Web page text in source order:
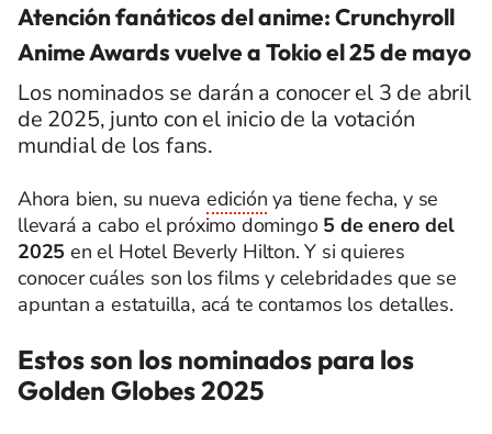
Atención fanáticos del anime: Crunchyroll
Anime Awards vuelve a Tokio el 25 de mayo
Los nominados se darán a conocer el 3 de abril
de 2025, junto con el inicio de la votación
mundial de los fans.
Ahora bien, su nueva edición ya tiene fecha, y se
llevará a cabo el próximo domingo 5 de enero del
2025 en el Hotel Beverly Hilton. Y si quieres
conocer cuáles son los films y celebridades que se
apuntan a estatuilla, acá te contamos los detalles.
Estos son los nominados para los
Golden Globes 2025